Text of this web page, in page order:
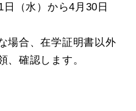
（水）から4月30日
場合、在学証明書以外
、確認します。